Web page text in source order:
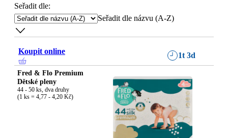
Seřadit dle:
Seřadit dle názvu (A-Z)
Koupit online 1t 3d
Fred & Flo Premium
Dětské pleny
44 - 50 ks, dva druhy
(1 ks = 4,77 - 4,20 Kč)